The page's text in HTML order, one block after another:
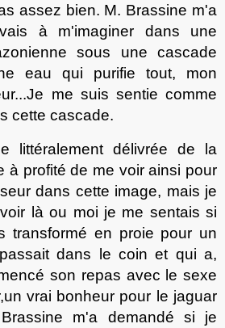
assez bien. M. Brassine m'a
à m'imaginer dans une
sous une cascade
eau qui purifie tout, mon
...Je me suis sentie comme
cette cascade.
littéralement délivrée de la
à profitéde me voir ainsi pour
dans cette image, mais je
là ou moi je me sentais si
transformé en proie pour un
dans le coin et qui a,
éson repas avec le sexe
un vrai bonheur pour le jaguar
m'a demandé si je